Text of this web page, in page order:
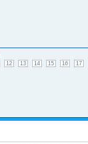
12 13 14 15 16 17